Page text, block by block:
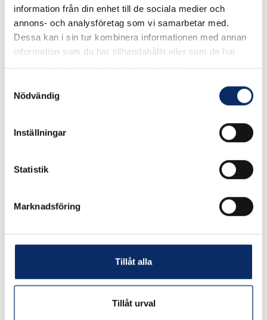
information från din enhet till de sociala medier och
annons- och analysföretag som vi samarbetar med.
Dessa kan i sin tur kombinera informationen med annan
information som du har tillhandahållit eller som de har
samlat in när du har använt deras tjänster.
Nödvändig
Inställningar
Statistik
Marknadsföring
Tillåt alla
Tillåt urval
VäljStorlek
Välj Storlek
Antal
Lägg i varukorg
Produktinformation expand_more
Liknande produkter
Andra har även tittat på